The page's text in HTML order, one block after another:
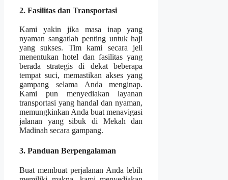
2. Fasilitas dan Transportasi
Kami yakin jika masa inap yang
nyaman sangatlah penting untuk haji
yang sukses. Tim kami secara jeli
menentukan hotel dan fasilitas yang
berada strategis di dekat beberapa
tempat suci, memastikan akses yang
gampang selama Anda menginap.
Kami pun menyediakan layanan
transportasi yang handal dan nyaman,
memungkinkan Anda buat menavigasi
jalanan yang sibuk di Mekah dan
Madinah secara gampang.
3. Panduan Berpengalaman
Buat membuat perjalanan Anda lebih